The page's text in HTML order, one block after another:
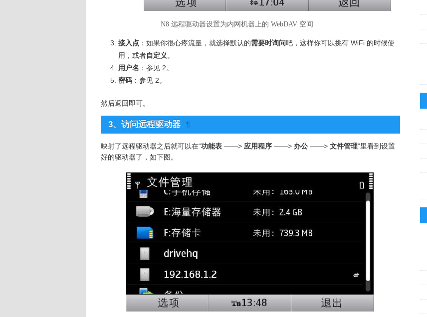
N8 远程驱动器设置为内网机器上的 WebDAV 空间
接入点 ：如果你很心疼流量，就选择默认的需要时询问吧，这样你可以挑有 WiFi 的时候使
用，或者自定义 。
用户名 ：参见 2。
密码 ：参见 2。
然后返回即可。
3、访问远程驱动器 ¶
映射了远程驱动器之后就可以在“功能表 ——> 应用程序 ——> 办公 ——> 文件管理”里看到设置
好的驱动器了，如下图。